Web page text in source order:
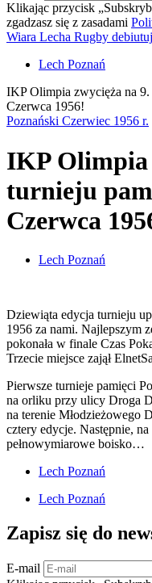
Klikając przycisk
zgadzasz się z zasadami
Wiara Lecha Rugby
Lech Poznań
IKP Olimpia zwycięża na
Czerwca 1956!
Poznański Czerwiec 1956 r.
IKP Olimpia
turnieju
Czerwca
Lech Poznań
Dziewiąta edycja turnieju
1956 za nami. Najlepszym
pokonała w finale Czas
Trzecie miejsce zajął
Pierwsze turnieje pamięci
na orliku przy ulicy Droga
na terenie Młodzieżowego
cztery edycje. Następnie,
pełnowymiarowe boisko…
Lech Poznań
Lech Poznań
Zapisz się do
E-mail